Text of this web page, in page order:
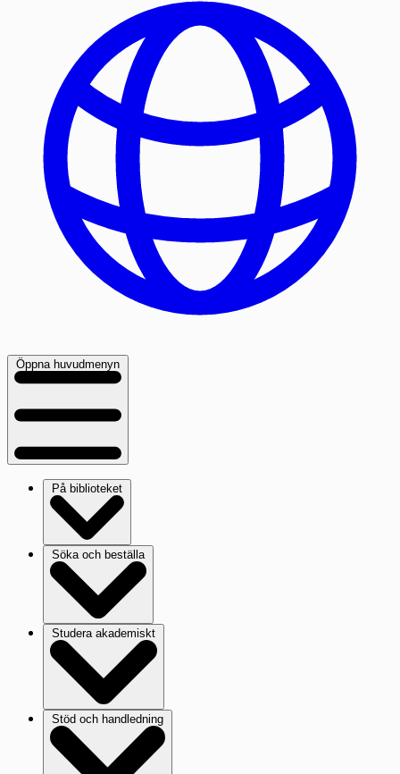
Öppna huvudmenyn
På biblioteket
Söka och beställa
Studera akademiskt
Stöd och handledning